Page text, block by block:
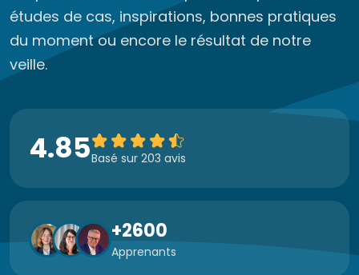
études de cas, inspirations, bonnes pratiques
du moment ou encore le résultat de notre
veille.
4.85Basé sur 203 avis
+2600
Apprenants